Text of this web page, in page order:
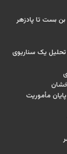
بن بست تا پادزهر
تحلیل یک سناریوی
مأموریت